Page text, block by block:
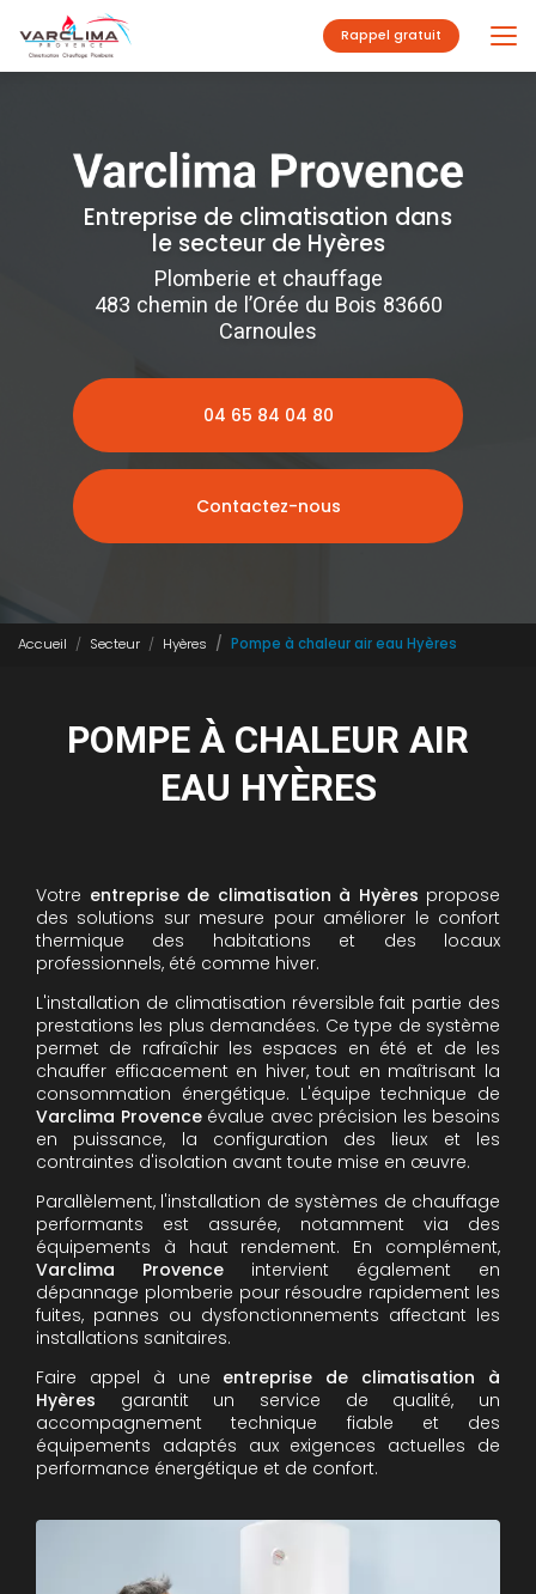
au
contenu
principal
Rappel gratuit
Entreprise de climatisation dans
le secteur de Hyères
Plomberie et chauffage
483 chemin de l’Orée du Bois 83660
Carnoules
04 65 84 04 80
Contactez-nous
Accueil Secteur Hyères Pompe à chaleur air eau Hyères
POMPE À CHALEUR AIR
EAU HYÈRES
Votre entreprise de climatisation à Hyères propose
des solutions sur mesure pour améliorer le confort
thermique des habitations et des locaux
professionnels, été comme hiver.
L'installation de climatisation réversible fait partie des
prestations les plus demandées. Ce type de système
permet de rafraîchir les espaces en été et de les
chauffer efficacement en hiver, tout en maîtrisant la
consommation énergétique. L'équipe technique de
Varclima Provenceévalue avec précision les besoins
en puissance, la configuration des lieux et les
contraintes d'isolation avant toute mise en œuvre.
Parallèlement, l'installation de systèmes de chauffage
performants est assurée, notamment via des
équipements à haut rendement. En complément,
Varclima Provence intervient également en
dépannage plomberie pour résoudre rapidement les
fuites, pannes ou dysfonctionnements affectant les
installations sanitaires.
Faire appel à une entreprise de climatisation à
Hyères garantit un service de qualité, un
accompagnement technique fiable et des
équipements adaptés aux exigences actuelles de
performance énergétique et de confort.